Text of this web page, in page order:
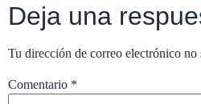
Deja una
Tu dirección de correo electrónico no
Comentario *